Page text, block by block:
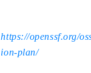
https://openssf.org/
ion-plan/